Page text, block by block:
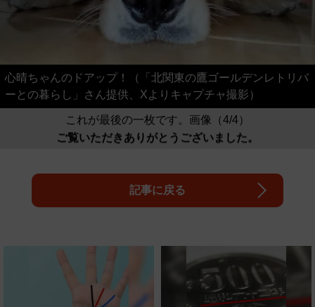
心晴ちゃんのドアップ！（「北関東の鷹ゴールデンレトリバ
ーとの暮らし」さん提供、Xよりキャプチャ撮影）
これが最後の一枚です。画像（4/4）
ご覧いただきありがとうございました。
記事に戻る